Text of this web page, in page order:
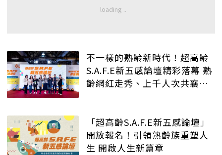
不一樣的熟齡新時代！超高齡
S.A.F.E新五感論壇精彩落幕 熟
齡網紅走秀、上千人次共襄盛
「超高齡S.A.F.E新五感論壇」
開放報名！引領熟齡族重塑人
生 開啟人生新篇章